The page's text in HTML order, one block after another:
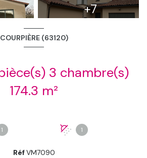
+7
COURPIÈRE (63120)
174.3 m²
1 1
RéfVM7090